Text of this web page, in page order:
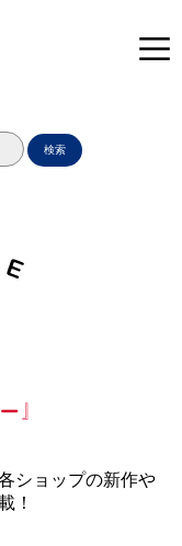
検索
ショップの新作や
！